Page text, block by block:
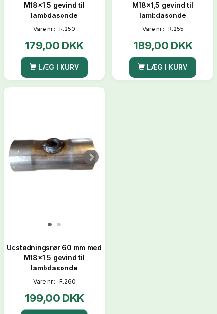
M18x1,5 gevind til
lambdasonde
Vare nr.: R.250
179,00 DKK
LÆG I KURV
M18x1,5 gevind til
lambdasonde
Vare nr.: R.255
189,00 DKK
LÆG I KURV
Udstødningsrør 60 mm med
M18x1,5 gevind til
lambdasonde
Vare nr.: R.260
199,00 DKK